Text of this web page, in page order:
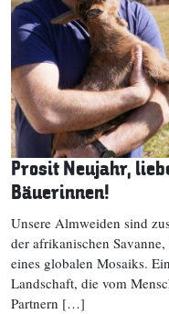
Prosit Neujahr,
Bäuerinnen!
Unsere Almweiden sind
der afrikanischen
eines globalen Mosaiks.
Landschaft, die vom
Partnern […]